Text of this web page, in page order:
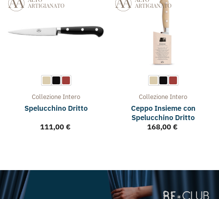
CollezioneIntero
Spelucchino Dritto
111,00 €
CollezioneIntero
Ceppo Insieme con
Spelucchino Dritto
168,00 €